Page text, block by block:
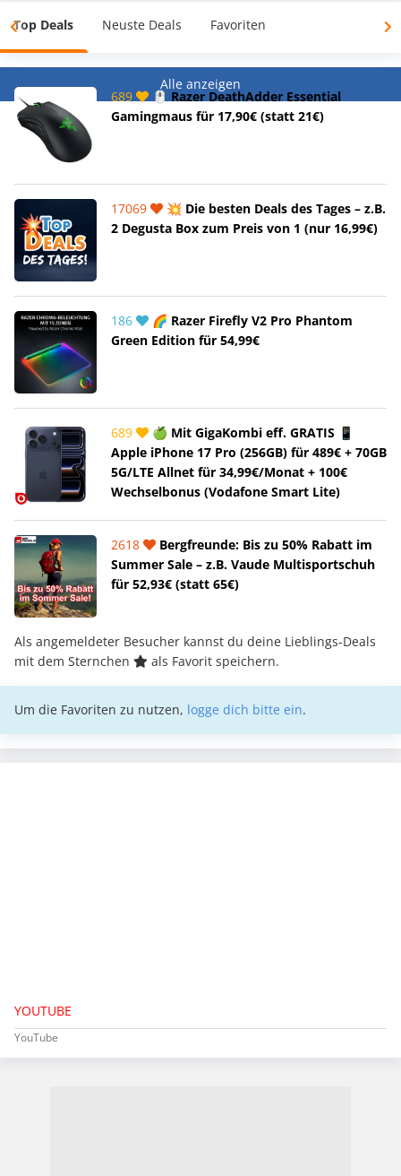
Top Deals Neuste Deals Favoriten
Alle anzeigen
689
🖱️ Razer DeathAdder Essential
Gamingmaus für 17,90€ (statt 21€)
17069
💥 Die besten Deals des Tages – z.B.
2 Degusta Box zum Preis von 1 (nur 16,99€)
186
🌈 Razer Firefly V2 Pro Phantom
Green Edition für 54,99€
689
🍏 Mit GigaKombi eff. GRATIS 📱
Apple iPhone 17 Pro (256GB) für 489€ + 70GB
5G/LTE Allnet für 34,99€/Monat + 100€
Wechselbonus (Vodafone Smart Lite)
2618
Bergfreunde: Bis zu 50% Rabatt im
Summer Sale – z.B. Vaude Multisportschuh
für 52,93€ (statt 65€)
Als angemeldeter Besucher kannst du deine Lieblings-Deals
mit dem Sternchen
als Favorit speichern.
Um die Favoriten zu nutzen, logge dich bitte ein.
YOUTUBE
YouTube